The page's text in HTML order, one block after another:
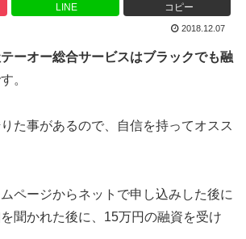
LINE コピー
2018.12.07
ーオー総合サービスはブラックでも融
。
た事があるので、自信を持ってオスス
ページからネットで申し込みした後に
聞かれた後に、15万円の融資を受け